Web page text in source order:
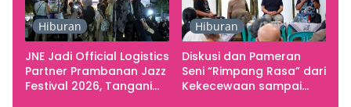
Hiburan
JNE Jadi Official Logistics
Partner Prambanan Jazz
Festival 2026, Tangani
Hiburan
Diskusi dan Pameran
Seni “Rimpang Rasa” dari
Kekecewaan sampai